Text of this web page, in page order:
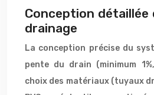
Conception détaillée
drainage
La conception précise du
pente du drain (minimum
choix des matériaux (tuyaux